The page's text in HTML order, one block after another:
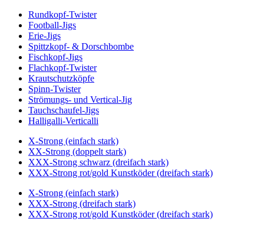
Rundkopf-Twister
Football-Jigs
Erie-Jigs
Spittzkopf- & Dorschbombe
Fischkopf-Jigs
Flachkopf-Twister
Krautschutzköpfe
Spinn-Twister
Strömungs- und Vertical-Jig
Tauchschaufel-Jigs
Halligalli-Verticalli
X-Strong (einfach stark)
XX-Strong (doppelt stark)
XXX-Strong schwarz (dreifach stark)
XXX-Strong rot/gold Kunstköder (dreifach stark)
X-Strong (einfach stark)
XXX-Strong (dreifach stark)
XXX-Strong rot/gold Kunstköder (dreifach stark)